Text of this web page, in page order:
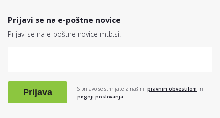
Prijavi se na e-poštne novice
Prijavi se na e-poštne novice mtb.si.
Prijava S prijavo se strinjate z našimi pravnim obvestilom in
pogoji poslovanja